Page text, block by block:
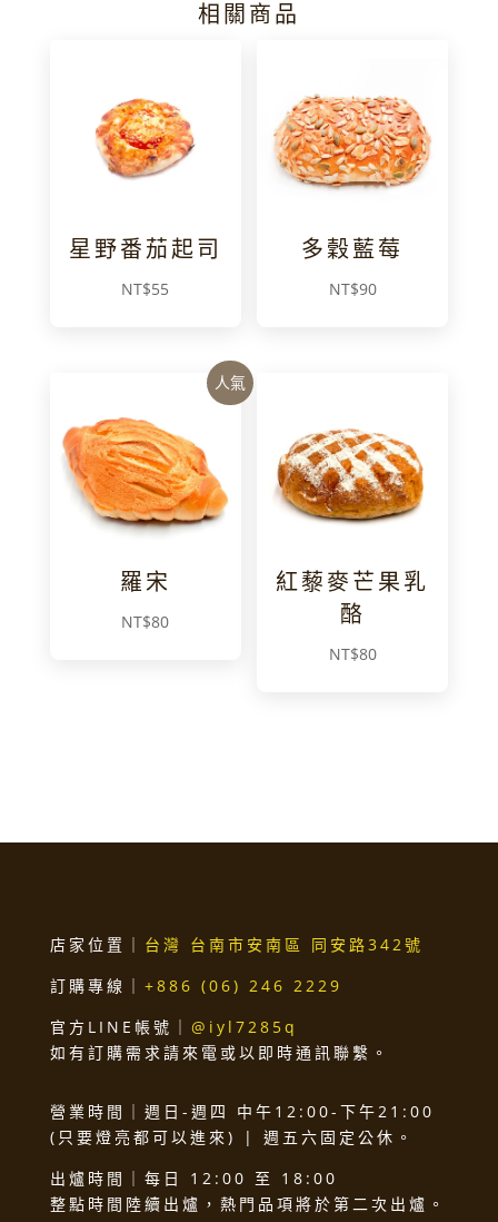
相關商品
星野番茄起司
NT$55
多穀藍莓
NT$90
人氣
羅宋
NT$80
紅藜麥芒果乳
酪
NT$80
店家位置｜ 台灣 台南市安南區 同安路342號
訂購專線｜ +886 (06) 246 2229
官方LINE帳號｜ @iyl7285q
如有訂購需求請來電或以即時通訊聯繫。
營業時間｜週日-週四 中午12:00-下午21:00
(只要燈亮都可以進來) | 週五六固定公休。
出爐時間｜每日 12:00 至 18:00
整點時間陸續出爐，熱門品項將於第二次出爐。